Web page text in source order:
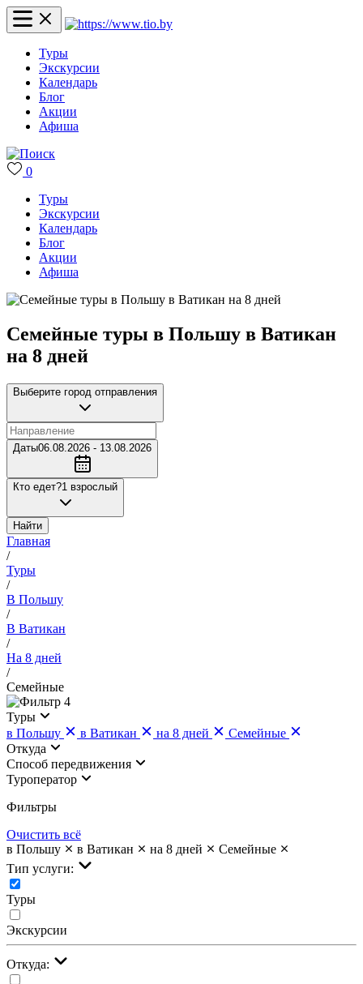
Туры
Экскурсии
Календарь
Блог
Акции
Афиша
0
Туры
Экскурсии
Календарь
Блог
Акции
Афиша
Семейные туры в Польшу в Ватикан
на 8 дней
Выберите город отправления
Даты06.08.2026 - 13.08.2026
Кто едет?1 взрослый
Найти
Главная
/
Туры
/
В Польшу
/
В Ватикан
/
На 8 дней
/
Семейные
4
Туры
в Польшу
в Ватикан на 8 дней
Семейные
Откуда
Cпособ передвижения
Туроператор
Фильтры
Очистить всё
в Польшу
в Ватикан на 8 дней
Семейные
Тип услуги:
Туры
Экскурсии
Откуда: